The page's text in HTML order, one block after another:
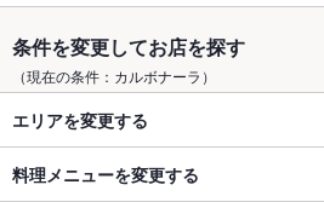
条件を変更してお店を探す
（現在の条件：カルボナーラ）
エリアを変更する
料理メニューを変更する